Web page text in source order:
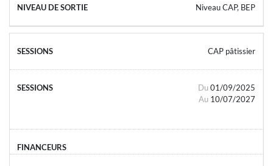
Niveau CAP, BEP
CAP pâtissier
Du 01/09/2025
Au 10/07/2027